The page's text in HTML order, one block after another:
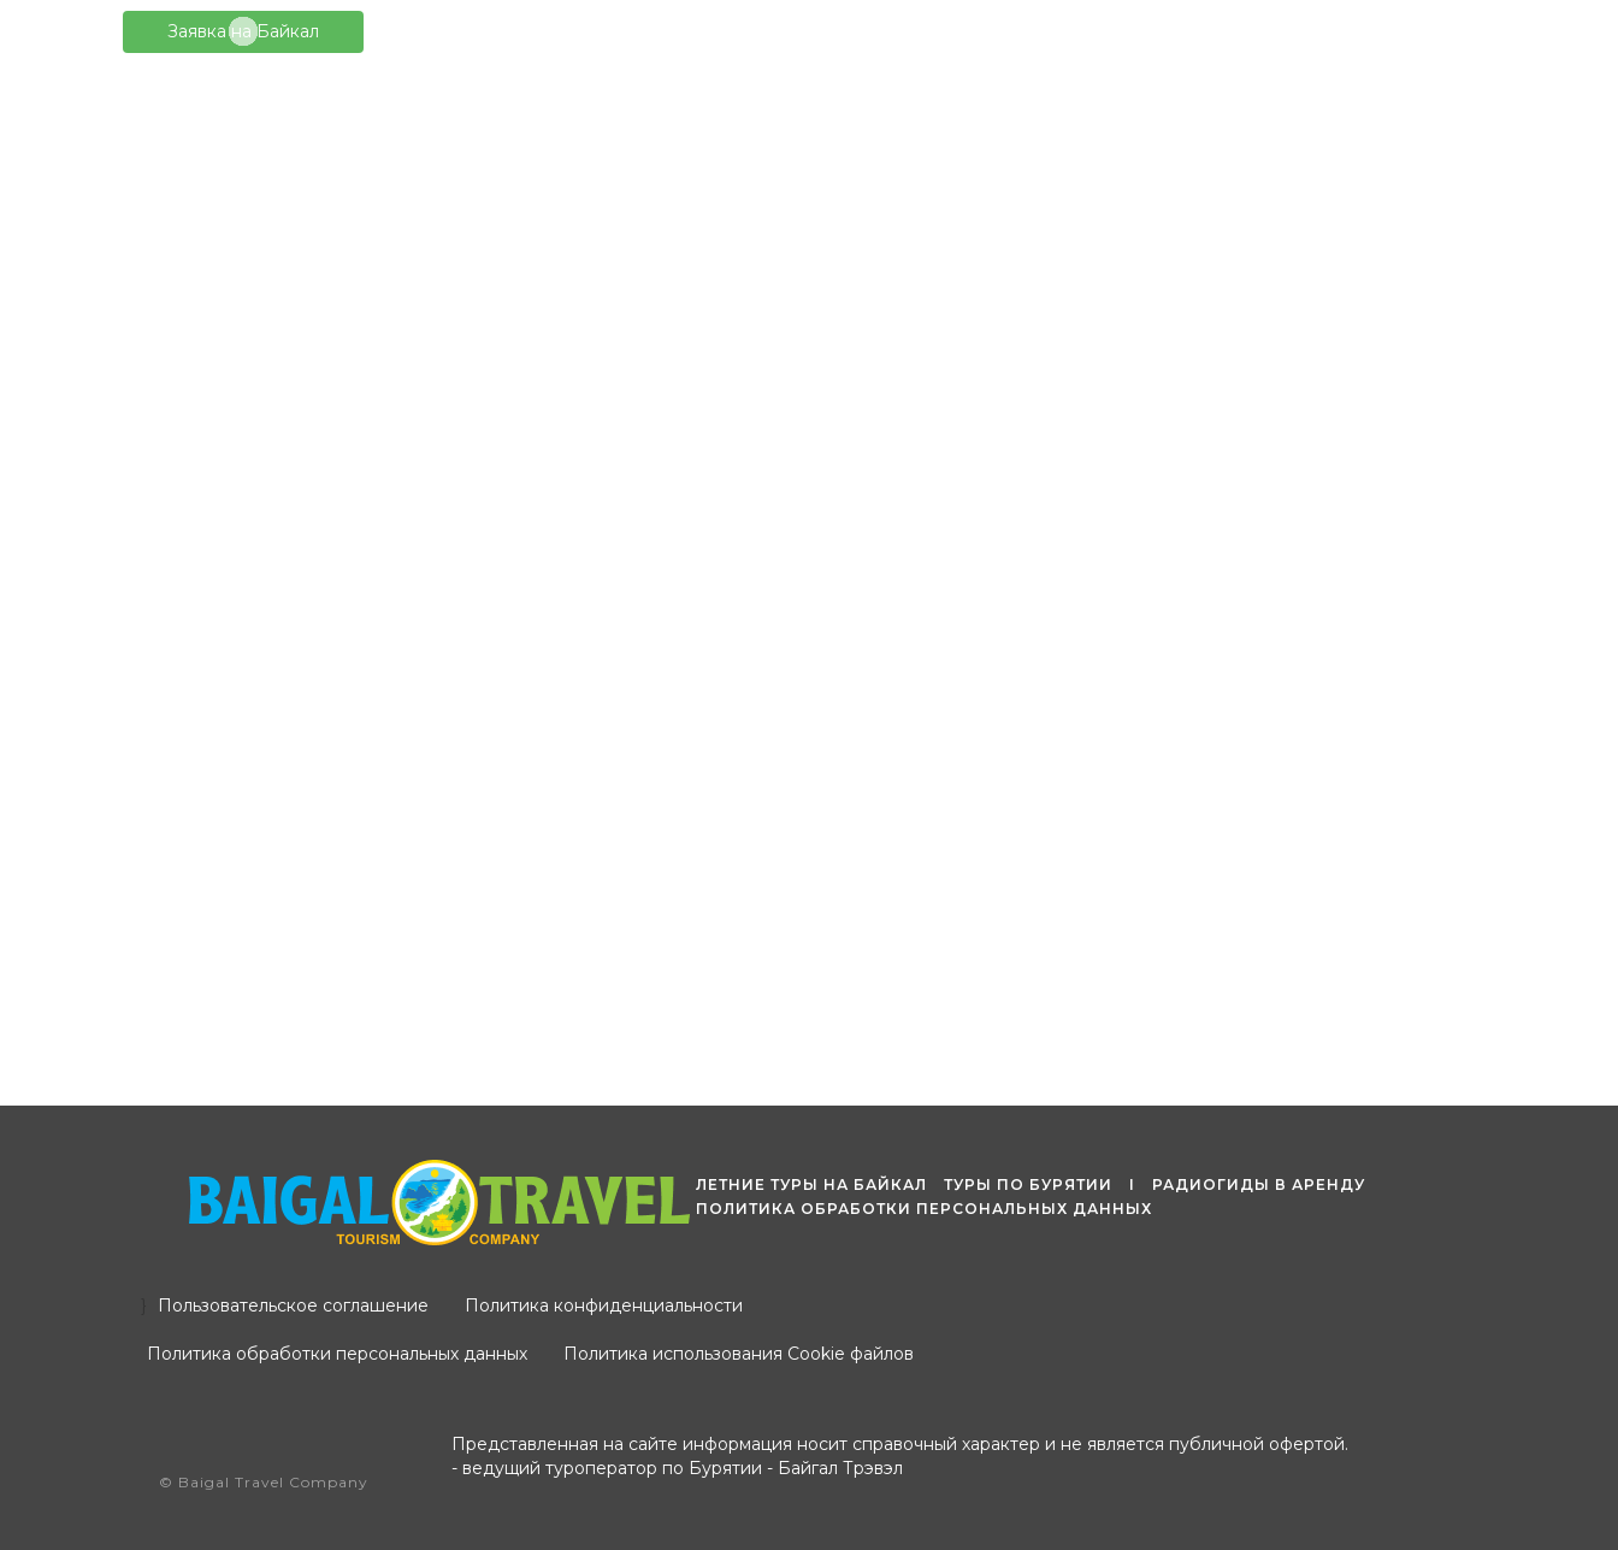
Заявка на Байкал
ЛЕТНИЕ ТУРЫ НА БАЙКАЛ ТУРЫ ПО БУРЯТИИ I
РАДИОГИДЫ В АРЕНДУ
ПОЛИТИКА ОБРАБОТКИ ПЕРСОНАЛЬНЫХ ДАННЫХ
Пользовательское соглашение Политика конфиденциальности
Политика обработки персональных данных Политика использования Cookie файлов
© Baigal Travel Company
Представленная на сайте информация носит справочный характер и не является публичной офертой.
- ведущий туроператор по Бурятии - Байгал Трэвэл